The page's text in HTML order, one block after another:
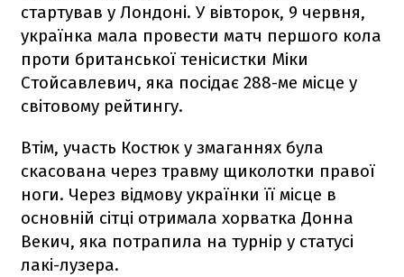
стартував у Лондоні. У вівторок, 9 червня,
українка мала провести матч першого кола
проти британської тенісистки Міки
Стойсавлевич, яка посідає 288-ме місце у
світовому рейтингу.
Втім, участь Костюк у змаганнях була
скасована через травму щиколотки правої
ноги. Через відмову українки її місце в
основній сітці отримала хорватка Донна
Векич, яка потрапила на турнір у статусі
лакі-лузера.